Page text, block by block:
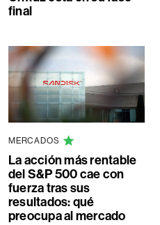
final
MERCADOS
La acción más rentable
del S&P 500 cae con
fuerza tras sus
resultados: qué
preocupa al mercado